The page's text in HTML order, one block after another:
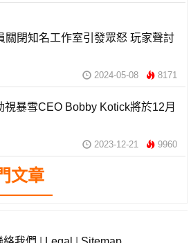
關閉知名工作室引發眾怒 玩家聲討
2024-05-08 8171
視暴雪CEO Bobby Kotick將於12月
2023-12-21 9960
文章